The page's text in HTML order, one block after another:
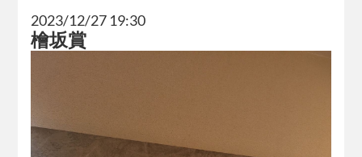
2023/12/27 19:30
檜坂賞